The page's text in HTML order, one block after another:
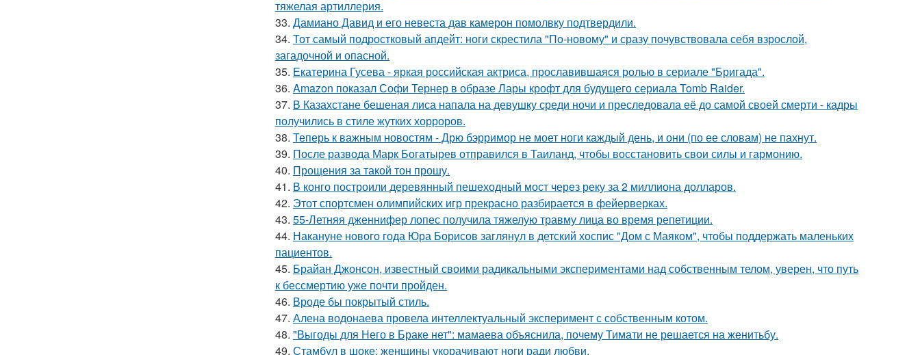
тяжелая артиллерия.
33. Дамиано Давид и его невеста дав камерон помолвку подтвердили.
34. Тот самый подростковый апдейт: ноги скрестила "По-новому" и сразу почувствовала себя взрослой,
загадочной и опасной.
35. Екатерина Гусева - яркая российская актриса, прославившаяся ролью в сериале "Бригада".
36. Amazon показал Софи Тернер в образе Лары крофт для будущего сериала Tomb Raider.
37. В Казахстане бешеная лиса напала на девушку среди ночи и преследовала её до самой своей смерти - кадры
получились в стиле жутких хорроров.
38. Теперь к важным новостям - Дрю бэрримор не моет ноги каждый день, и они (по ее словам) не пахнут.
39. После развода Марк Богатырев отправился в Таиланд, чтобы восстановить свои силы и гармонию.
40. Прощения за такой тон прошу.
41. В конго построили деревянный пешеходный мост через реку за 2 миллиона долларов.
42. Этот спортсмен олимпийских игр прекрасно разбирается в фейерверках.
43. 55-Летняя дженнифер лопес получила тяжелую травму лица во время репетиции.
44. Накануне нового года Юра Борисов заглянул в детский хоспис "Дом с Маяком", чтобы поддержать маленьких
пациентов.
45. Брайан Джонсон, известный своими радикальными экспериментами над собственным телом, уверен, что путь
к бессмертию уже почти пройден.
46. Вроде бы покрытый стиль.
47. Алена водонаева провела интеллектуальный эксперимент с собственным котом.
48. "Выгоды для Него в Браке нет": мамаева объяснила, почему Тимати не решается на женитьбу.
49. Стамбул в шоке: женщины укорачивают ноги ради любви.